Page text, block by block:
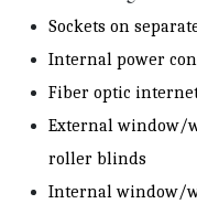
Sockets on
Internal power
Fiber optic
External window/
roller blinds
Internal window/